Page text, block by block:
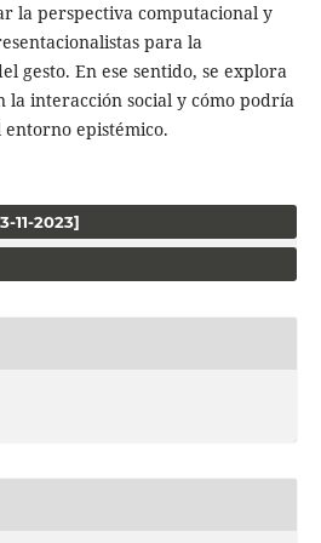
la perspectiva computacional y
para la
gesto. En ese sentido, se explora
la interacción social y cómo podría
epistémico.
11-2023]